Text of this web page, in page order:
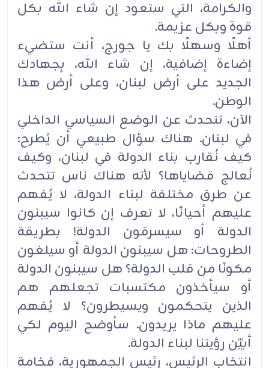
والكرامة، ‏التي ستعود إن شاء الله بكل
قوة وبكل عزيمة.‏
أهلًا وسهلًا بك يا جورج، أنت ستضيء
إضاءة إضافية، إن شاء الله، بِجهادك
الجديد على أرض لبنان، ‏وعلى أرض هذا
الوطن.‏
الآن، نتحدث عن الوضع السياسي الداخلي
في لبنان. هناك سؤال طبيعي أن يُطرح:
كيف نُقارب بناء الدولة ‏في لبنان، وكيف
نُعالج قضاياها؟ لأنه هناك ناس تتحدث
عن طرق مختلفة لبناء الدولة، لا يُفهم
عليهم أحيانًا، ‏لا تعرف إن كانوا سيبنون
الدولة أو سيسرقون الدولة! بطريقة
الطروحات: هل سيبنون الدولة أو سيلغون
‏مكونًا من قلب الدولة؟ هل سيبنون الدولة
أو سيأخذون مكتسبات تجعلهم هم
الذين يتحكمون ويسيطرون؟ لا ‏يُفهم
عليهم ماذا يريدون. سأوضح اليوم لكي
أبيّن رؤيتنا لبناء الدولة.‏
انتخاب الرئيس، رئيس الجمهورية، فخامة